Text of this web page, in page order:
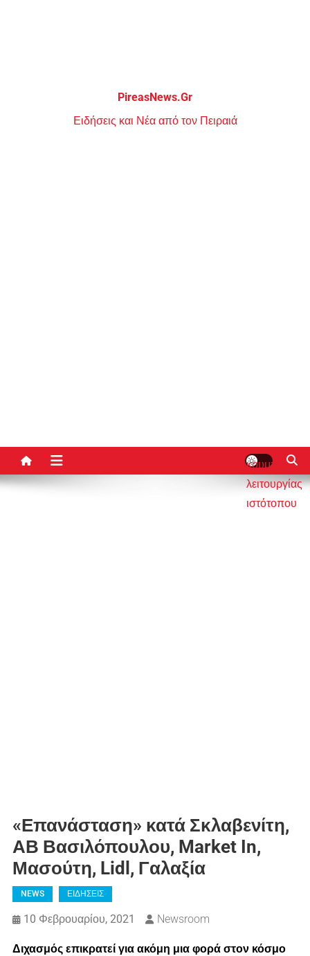
PireasNews.Gr
Ειδήσεις και Νέα από τον Πειραιά
κουμπί
λειτουργίας
ιστότοπου
«Επανάσταση» κατά Σκλαβενίτη,
ΑΒ Βασιλόπουλου, Market In,
Μασούτη, Lidl, Γαλαξία
NEWS ΕΙΔΗΣΕΙΣ
10 Φεβρουαρίου, 2021 Newsroom
Διχασμός επικρατεί για ακόμη μια φορά στον κόσμο